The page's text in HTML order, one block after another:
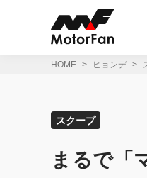
HOME ヒョンデ
スクープ
まるで「